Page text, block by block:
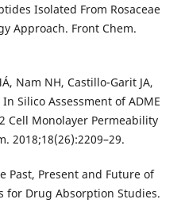
Isolated From Rosaceae
Approach. Front Chem.
Nam NH, Castillo-Garit JA,
Silico Assessment of ADME
Cell Monolayer Permeability
2018;18(26):2209–29.
Past, Present and Future of
for Drug Absorption Studies.